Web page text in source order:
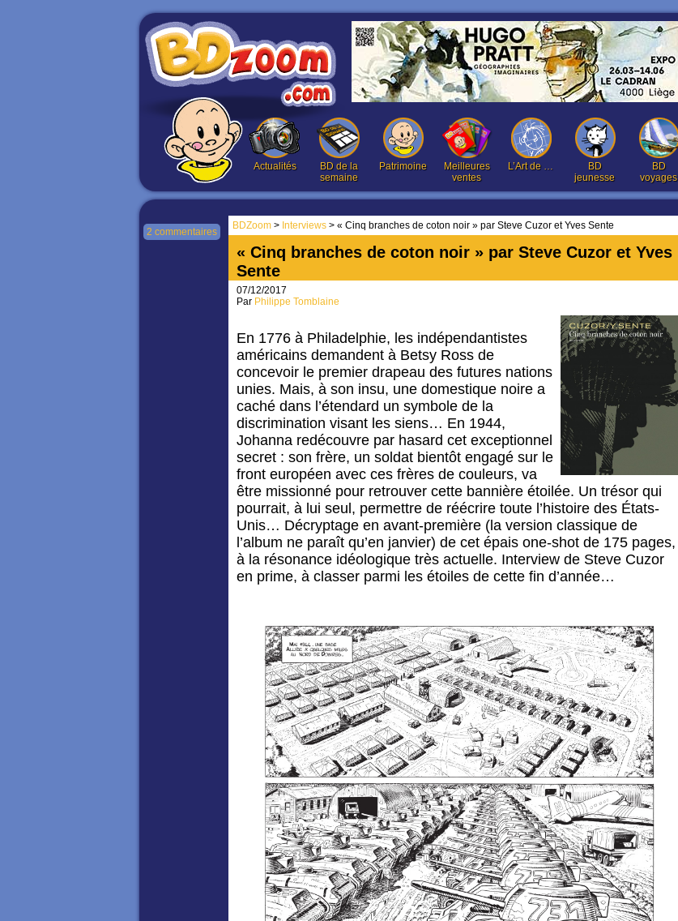
Actualités
BD de la
semaine
Patrimoine
Meilleures
ventes
L’Art de …
BD
jeunesse
BD
voyages
BDZoom > Interviews > « Cinq branches de coton noir » par Steve Cuzor et Yves Sente
2 commentaires
« Cinq branches de coton noir » par Steve Cuzor et Yves
Sente
07/12/2017
Par Philippe Tomblaine
En 1776 à Philadelphie, les indépendantistes
américains demandent à Betsy Ross de
concevoir le premier drapeau des futures nations
unies. Mais, à son insu, une domestique noire a
caché dans l’étendard un symbole de la
discrimination visant les siens… En 1944,
Johanna redécouvre par hasard cet exceptionnel
secret : son frère, un soldat bientôt engagé sur le
front européen avec ces frères de couleurs, va
être missionné pour retrouver cette bannière étoilée. Un trésor qui
pourrait, à lui seul, permettre de réécrire toute l’histoire des États-
Unis… Décryptage en avant-première (la version classique de
l’album ne paraît qu’en janvier) de cet épais one-shot de 175 pages,
à la résonance idéologique très actuelle. Interview de Steve Cuzor
en prime, à classer parmi les étoiles de cette fin d’année…